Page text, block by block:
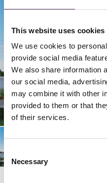
This website uses cookies
We use cookies to
provide social media
We also share information
our social media,
may combine it with other
provided to them or that
of their services.
Consent
Selection
Necessary
01/19
02/19
03/19
04/19
05/19
06/19
07/19
08/19
09/19
10/19
11/19
12/19
13/19
14/19
15/19
16/19
17/19
18/19
19/19